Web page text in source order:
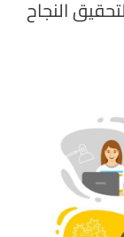
النجاح